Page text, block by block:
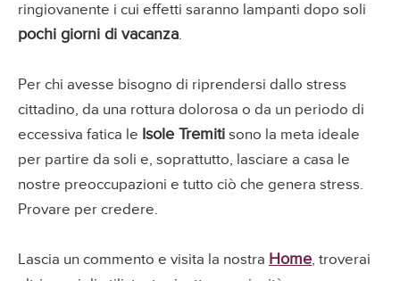
ringiovanente i cui effetti saranno lampanti dopo soli
pochi giorni di vacanza.
Per chi avesse bisogno di riprendersi dallo stress
cittadino, da una rottura dolorosa o da un periodo di
eccessiva fatica le Isole Tremiti sono la meta ideale
per partire da soli e, soprattutto, lasciare a casa le
nostre preoccupazioni e tutto ciò che genera stress.
Provare per credere.
Lascia un commento e visita la nostra Home, troverai